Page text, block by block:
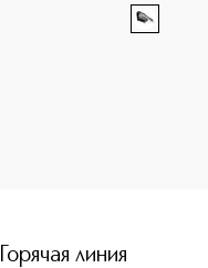
Горячая линия